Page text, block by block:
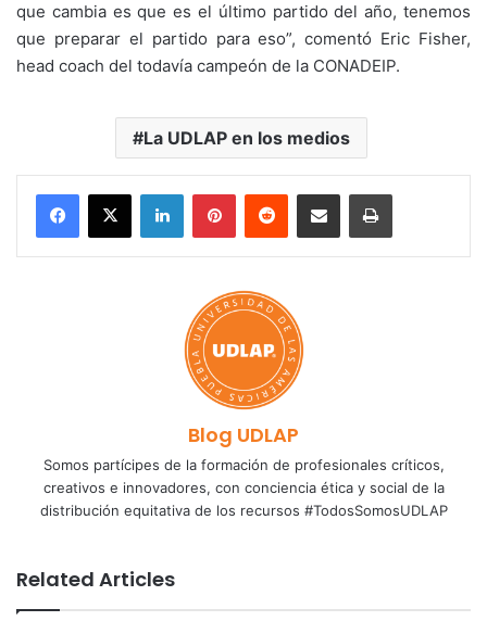
que cambia es que es el último partido del año, tenemos
que preparar el partido para eso”, comentó Eric Fisher,
head coach del todavía campeón de la CONADEIP.
La UDLAP en los medios
LinkedInPinterestReddit Share via Email Print
Blog UDLAP
Somos partícipes de la formación de profesionales críticos,
creativos e innovadores, con conciencia ética y social de la
distribución equitativa de los recursos #TodosSomosUDLAP
Related Articles